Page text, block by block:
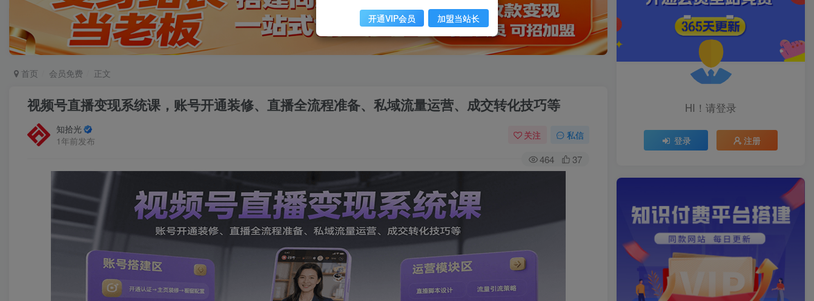
首页 会员免费 正文
视频号直播变现系统课，账号开通装修、直播全流程准备、私域流量运营、成交转化技巧等
知拾光
1年前发布
关注 私信
464 37
HI！请登录
登录 注册
开通VIP会员 加盟当站长